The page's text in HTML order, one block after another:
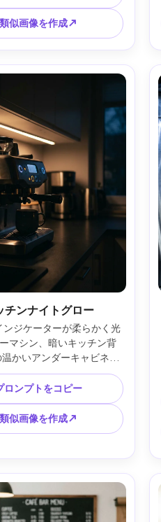
、フォトリアリスティック
--ar 4:5
類似画像を作成↗
チンナイトグロー
ンジケーターが柔らかく光
マシン、暗いキッチン背
かいアンダーキャビネッ
ステンレスの反射美、遅い
ームード、Sony A7S III、
、低光でも鮮明、フォト
リスティック --ar 4:5
ロンプトをコピー
類似画像を作成↗